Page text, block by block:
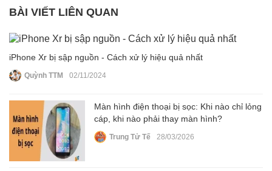
BÀI VIẾT LIÊN QUAN
iPhone Xr bị sập nguồn - Cách xử lý hiệu quả nhất
Quỳnh TTM 02/11/2024
Màn hình điện thoại bị sọc: Khi nào chỉ lỏng
cáp, khi nào phải thay màn hình?
Trung Tử Tế 28/03/2026